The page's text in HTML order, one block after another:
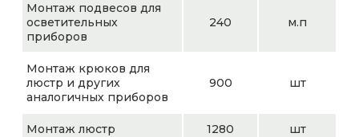
Монтаж подвесов для
осветительных
приборов
240 м.п
Монтаж крюков для
люстр и других
аналогичных приборов
900 шт
Монтаж люстр 1280 шт